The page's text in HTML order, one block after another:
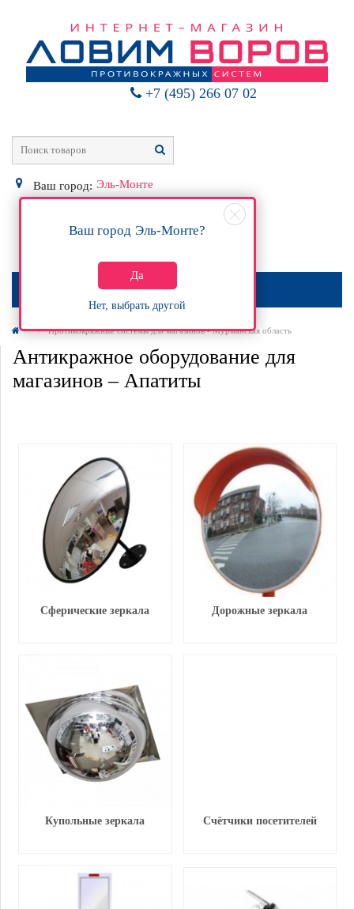
+7 (495) 266 07 02
Ваш город: Эль-Монте
Ваш город Эль-Монте?
Да
Нет, выбрать другой
0Р
МЕНЮ
Противокражные системы для магазинов - Мурманская область
Антикражное оборудование для
магазинов – Апатиты
Сферические зеркала Дорожные зеркала
Купольные зеркала Счётчики посетителей